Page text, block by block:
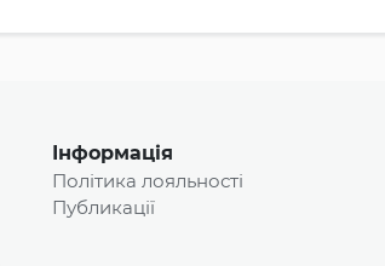
Інформація
Політика лояльності
Публикації